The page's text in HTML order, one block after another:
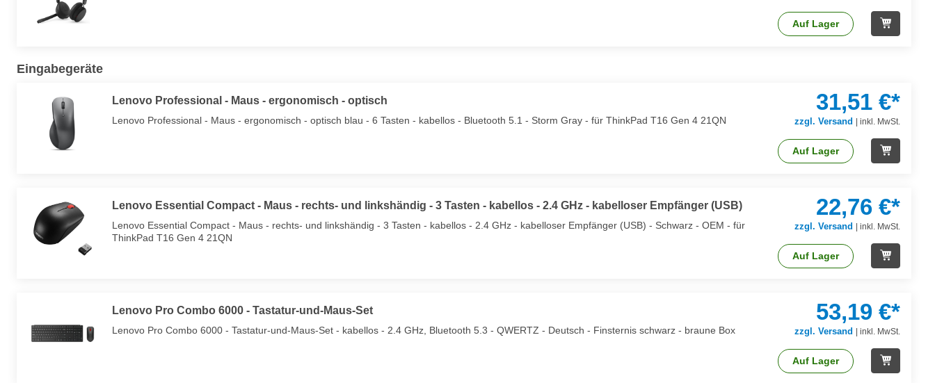
Auf Lager
Eingabegeräte
Lenovo Professional - Maus - ergonomisch - optisch
Lenovo Professional - Maus - ergonomisch - optisch blau - 6 Tasten - kabellos - Bluetooth 5.1 - Storm Gray - für ThinkPad T16 Gen 4 21QN
31,51 €*
zzgl. Versand |inkl. MwSt.
Auf Lager
Lenovo Essential Compact - Maus - rechts- und linkshändig - 3 Tasten - kabellos - 2.4 GHz - kabelloser Empfänger (USB)
Lenovo Essential Compact - Maus - rechts- und linkshändig - 3 Tasten - kabellos - 2.4 GHz - kabelloser Empfänger (USB) - Schwarz - OEM - für
ThinkPad T16 Gen 4 21QN
22,76 €*
zzgl. Versand |inkl. MwSt.
Auf Lager
Lenovo Pro Combo 6000 - Tastatur-und-Maus-Set
Lenovo Pro Combo 6000 - Tastatur-und-Maus-Set - kabellos - 2.4 GHz, Bluetooth 5.3 - QWERTZ - Deutsch - Finsternis schwarz - braune Box
53,19 €*
zzgl. Versand |inkl. MwSt.
Auf Lager